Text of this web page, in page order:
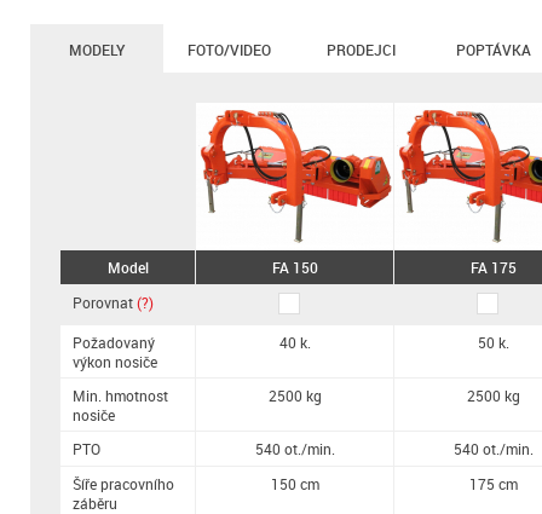
MODELY FOTO/VIDEO PRODEJCI POPTÁVKA
Model
Porovnat(?)
Požadovaný
výkon nosiče
Min. hmotnost
nosiče
PTO
Šíře pracovního
záběru
FA 150 FA 175
40 k. 50 k.
2500 kg 2500 kg
540 ot./min.
540 ot./min.
150 cm
175 cm